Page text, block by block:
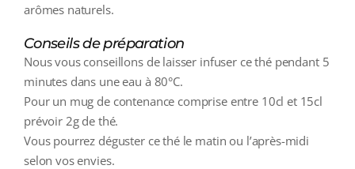
arômes naturels.
Conseils de préparation
Nous vous conseillons de laisser infuser ce thé pendant 5
minutes dans une eau à 80°C.
Pour un mug de contenance comprise entre 10cl et 15cl
prévoir 2g de thé.
Vous pourrez déguster ce thé le matin ou l’après-midi
selon vos envies.